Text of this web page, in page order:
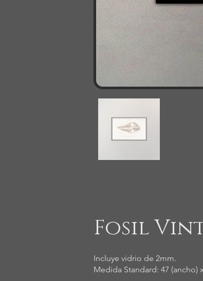
Fosil
Incluye vidrio de 2mm.
Medida Standard: 47 (ancho)